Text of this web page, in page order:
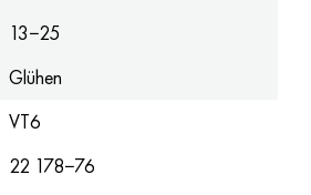
13−25
Glühen
VT6
22 178−76